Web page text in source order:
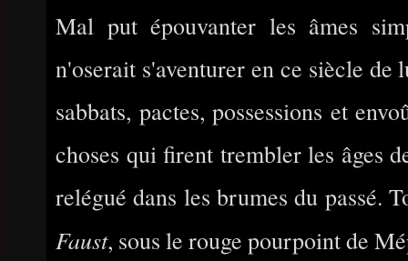
Mal put épouvanter les âmes
n'oserait s'aventurer en ce siècle
sabbats, pactes, possessions et
choses qui firent trembler les âges
relégué dans les brumes du passé.
Faust, sous le rouge pourpoint de